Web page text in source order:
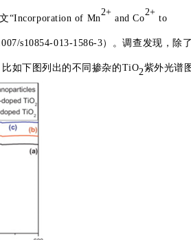
“Incorporation of Mn
2+
and Co
2+
to
s10854-013-1586-3）。调查发现，除
如下图列出的不同掺杂的TiO2紫外光谱